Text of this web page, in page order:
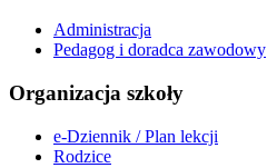
Administracja
Pedagog i doradca zawodowy
Organizacja szkoły
e-Dziennik / Plan lekcji
Rodzice